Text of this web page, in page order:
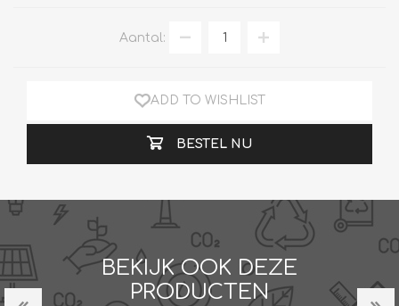
Aantal:
ADD TO WISHLIST
BESTEL NU
BEKIJK OOK DEZE
PRODUCTEN